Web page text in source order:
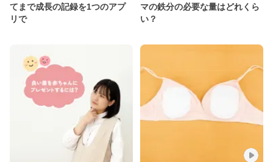
てまで成長の記録を1つのアプ
リで
マの鉄分の必要な量はどれくら
い？